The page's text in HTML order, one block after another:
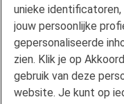
mijnFlorius
Nieuwsbrieven
Pers
Vind een adviseur
Verwachting
unieke identificatoren,
jouw persoonlijke
gepersonaliseerde
zien. Klik je op
gebruik van deze
website. Je kunt op